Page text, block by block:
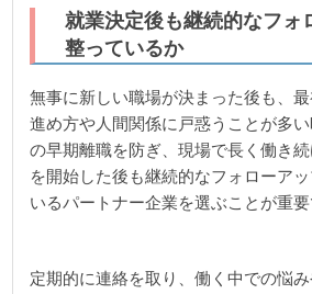
就業決定後も継続的なフォ
整っているか
無事に新しい職場が決まった後も、
進め方や人間関係に戸惑うことが多
の早期離職を防ぎ、現場で長く働き
を開始した後も継続的なフォローア
いるパートナー企業を選ぶことが重要
定期的に連絡を取り、働く中での悩